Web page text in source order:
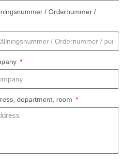
/ Ordernummer /
department, room